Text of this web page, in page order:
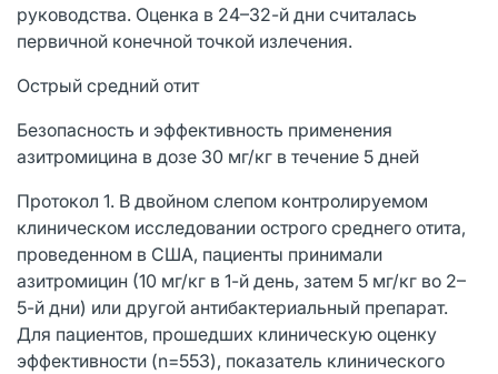
руководства. Оценка в 24–32-й дни считалась
первичной конечной точкой излечения.
Острый средний отит
Безопасность и эффективность применения
азитромицина в дозе 30 мг/кг в течение 5 дней
Протокол 1. В двойном слепом контролируемом
клиническом исследовании острого среднего отита,
проведенном в США, пациенты принимали
азитромицин (10 мг/кг в 1-й день, затем 5 мг/кг во 2–
5-й дни) или другой антибактериальный препарат.
Для пациентов, прошедших клиническую оценку
эффективности (n=553), показатель клинического